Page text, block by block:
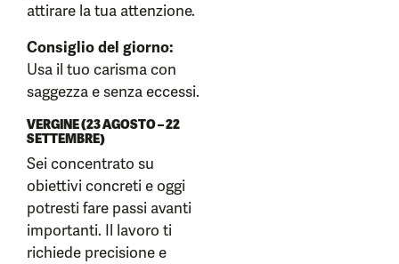
attirare la tua attenzione.
Consiglio del giorno:
Usa il tuo carisma con
saggezza e senza eccessi.
VERGINE (23 AGOSTO – 22
SETTEMBRE)
Sei concentrato su
obiettivi concreti e oggi
potresti fare passi avanti
importanti. Il lavoro ti
richiede precisione e